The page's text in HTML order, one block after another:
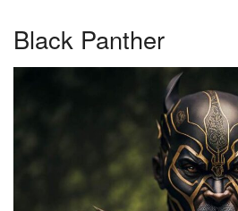
Black Panther